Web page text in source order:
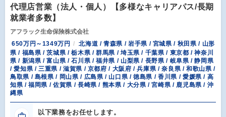
代理店営業（法人・個人）【多様なキャリアパス/長期
就業者多数】
アフラック生命保険株式会社
650万円～1349万円
北海道 / 青森県 / 岩手県 / 宮城県 / 秋田県 / 山形
県 / 福島県 / 茨城県 / 栃木県 / 群馬県 / 埼玉県 / 千葉県 / 東京都 / 神奈川
県 / 新潟県 / 富山県 / 石川県 / 福井県 / 山梨県 / 長野県 / 岐阜県 / 静岡県
/ 愛知県 / 三重県 / 滋賀県 / 京都府 / 大阪府 / 兵庫県 / 奈良県 / 和歌山県 /
鳥取県 / 島根県 / 岡山県 / 広島県 / 山口県 / 徳島県 / 香川県 / 愛媛県 / 高
知県 / 福岡県 / 佐賀県 / 長崎県 / 熊本県 / 大分県 / 宮崎県 / 鹿児島県 / 沖
縄県
以下業務をお任せします。